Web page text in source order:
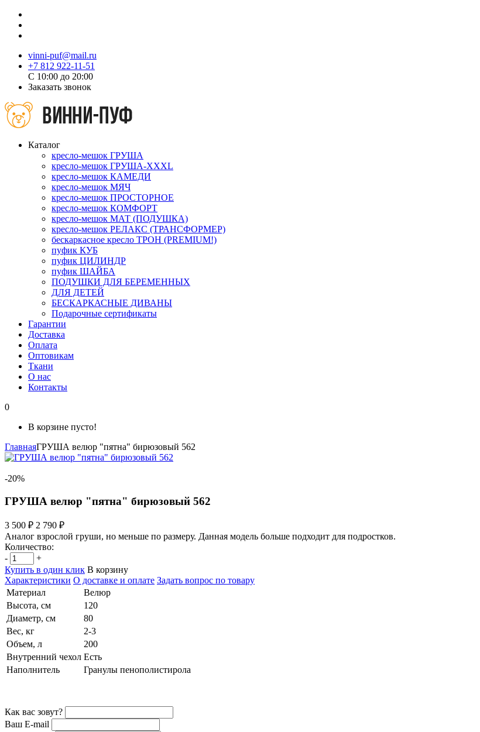
vinni-puf@mail.ru
+7 812 922-11-51
C 10:00 до 20:00
Заказать звонок
Каталог
кресло-мешок ГРУША
кресло-мешок ГРУША-XXXL
кресло-мешок КАМЕДИ
кресло-мешок МЯЧ
кресло-мешок ПРОСТОРНОЕ
кресло-мешок КОМФОРТ
кресло-мешок МАТ (ПОДУШКА)
кресло-мешок РЕЛАКС (ТРАНСФОРМЕР)
бескаркасное кресло ТРОН (PREMIUM!)
пуфик КУБ
пуфик ЦИЛИНДР
пуфик ШАЙБА
ПОДУШКИ ДЛЯ БЕРЕМЕННЫХ
ДЛЯ ДЕТЕЙ
БЕСКАРКАСНЫЕ ДИВАНЫ
Подарочные сертификаты
Гарантии
Доставка
Оплата
Оптовикам
Ткани
О нас
Контакты
0
В корзине пусто!
ГлавнаяГРУША велюр "пятна" бирюзовый 562
-20%
ГРУША велюр "пятна" бирюзовый 562
3 500 ₽ 2 790 ₽
Аналог взрослой груши, но меньше по размеру. Данная модель больше подходит для подростков.
Количество:
-
+
Купить в один клик В корзину
Характеристики О доставке и оплате Задать вопрос по товару
Материал
Велюр
Высота, см
120
Диаметр, см
80
Вес, кг
2-3
Объем, л
200
Внутренний чехол Есть
Наполнитель
Гранулы пенополистирола
Как вас зовут?
Ваш E-mail